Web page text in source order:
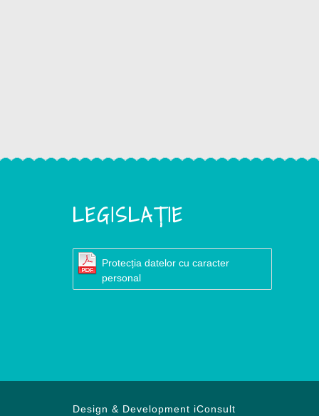
LEGISLAȚIE
Protecția datelor cu caracter
personal
Design & Development iConsult